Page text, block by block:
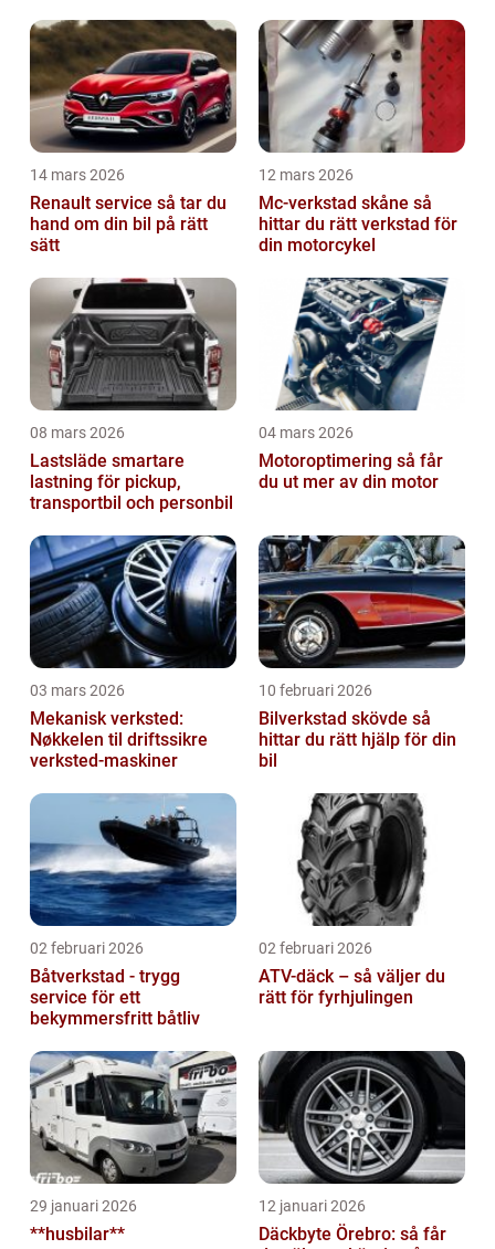
14 mars 2026
Renault service så tar du
hand om din bil på rätt
sätt
12 mars 2026
Mc-verkstad skåne så
hittar du rätt verkstad för
din motorcykel
08 mars 2026
Lastsläde smartare
lastning för pickup,
transportbil och personbil
04 mars 2026
Motoroptimering så får
du ut mer av din motor
03 mars 2026
Mekanisk verksted:
Nøkkelen til driftssikre
verksted-maskiner
10 februari 2026
Bilverkstad skövde så
hittar du rätt hjälp för din
bil
02 februari 2026
Båtverkstad - trygg
service för ett
bekymmersfritt båtliv
02 februari 2026
ATV-däck – så väljer du
rätt för fyrhjulingen
29 januari 2026
**husbilar**
12 januari 2026
Däckbyte Örebro: så får